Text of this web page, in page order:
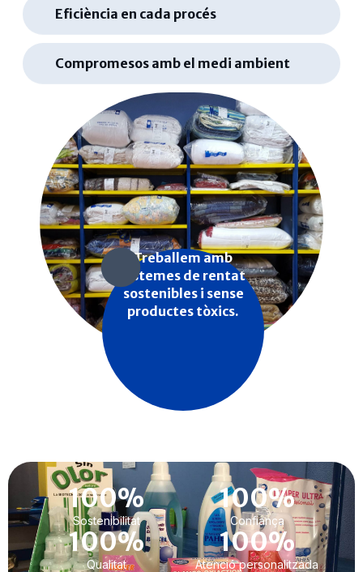
Eficiència en cada procés
Compromesos amb el medi ambient
Treballem amb
sistemes de rentat
sostenibles i sense
productes tòxics.
Sostenibilitat
100%
Confiança
100%
Qualitat
100%
Atenció personalitzada
100%